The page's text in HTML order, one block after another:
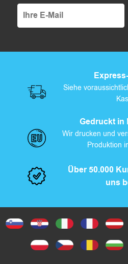
Siehe
Gedruckt in
Wir drucken und
Produktion
Über 50.000
uns